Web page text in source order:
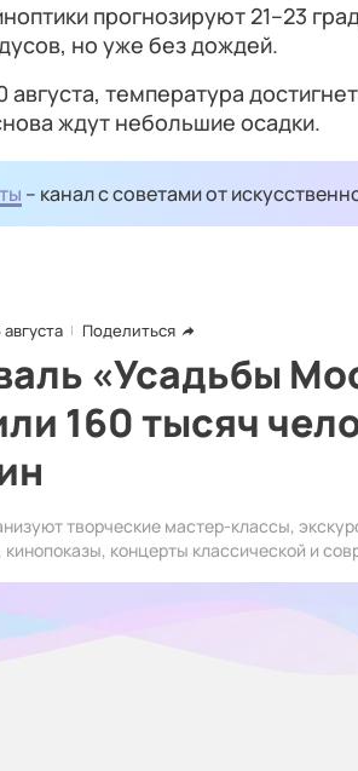
прогнозируют 21–23
но уже без дождей.
августа, температура
ждут небольшие осадки.
– канал с советами от
августа Поделиться
«Усадьбы
160 тысяч
творческие мастер-классы,
кинопоказы, концерты классической и